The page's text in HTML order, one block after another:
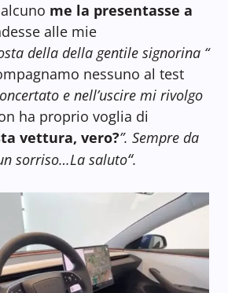
me la presentasse a
alle mie
della della gentile signorina “
nessuno al test
e nell’uscire mi rivolgo
ha proprio voglia di
vettura, vero?”. Sempre da
sorriso…La saluto“.